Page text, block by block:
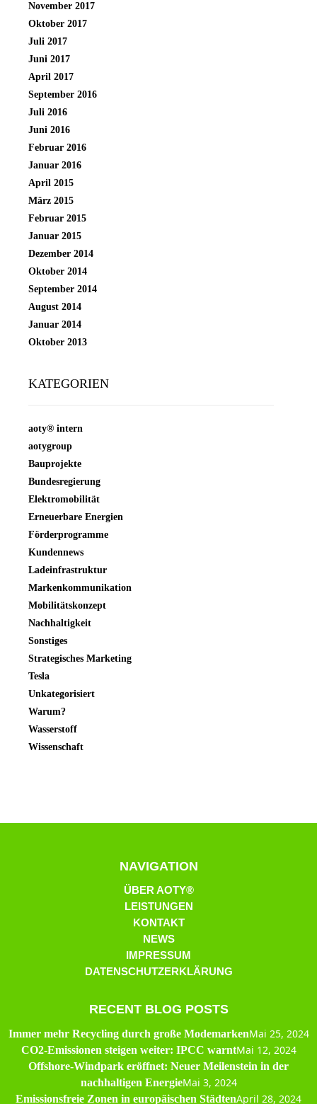
November 2017
Oktober 2017
Juli 2017
Juni 2017
April 2017
September 2016
Juli 2016
Juni 2016
Februar 2016
Januar 2016
April 2015
März 2015
Februar 2015
Januar 2015
Dezember 2014
Oktober 2014
September 2014
August 2014
Januar 2014
Oktober 2013
KATEGORIEN
aoty® intern
aotygroup
Bauprojekte
Bundesregierung
Elektromobilität
Erneuerbare Energien
Förderprogramme
Kundennews
Ladeinfrastruktur
Markenkommunikation
Mobilitätskonzept
Nachhaltigkeit
Sonstiges
Strategisches Marketing
Tesla
Unkategorisiert
Warum?
Wasserstoff
Wissenschaft
NAVIGATION
ÜBER AOTY®
LEISTUNGEN
KONTAKT
NEWS
IMPRESSUM
DATENSCHUTZERKLÄRUNG
RECENT BLOG POSTS
Immer mehr Recycling durch große ModemarkenMai 25, 2024
CO2-Emissionen steigen weiter: IPCC warntMai 12, 2024
Offshore-Windpark eröffnet: Neuer Meilenstein in der
nachhaltigen EnergieMai 3, 2024
Emissionsfreie Zonen in europäischen StädtenApril 28, 2024